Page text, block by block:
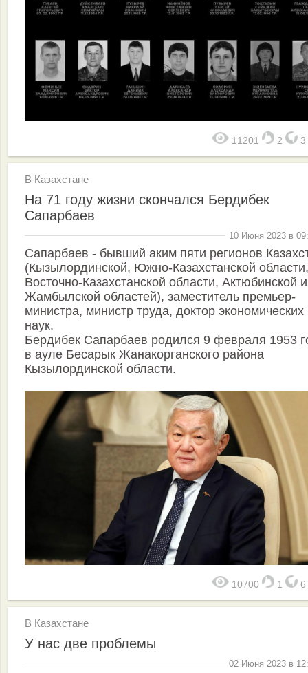
11201 2 3
В Казахстане
На 71 году жизни скончался Бердибек
Сапарбаев
10 Июня 2023 в
Сапарбаев - бывший аким пяти регионов
(Кызылординской, Южно-Казахстанской области,
Восточно-Казахстанской области, Актюбинской и
Жамбылской областей), заместитель премьер-
министра, министр труда, доктор экономических
наук.
Бердибек Сапарбаев родился 9 февраля 1953
в ауле Бесарык Жанакорганского района
Кызылординской области.
10700 1 6
В Казахстане
У нас две проблемы
02 Июня 2023 в